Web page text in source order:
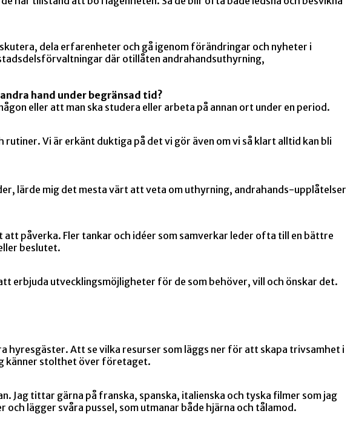
dela erfarenheter och gå igenom förändringar och nyheter i
där otillåten andrahandsuthyrning,
hand under begränsad tid?
eller att man ska studera eller arbeta på annan ort under en period.
Vi är erkänt duktiga på det vi gör även om vi så klart alltid kan bli
lärde mig det mesta värt att veta om uthyrning, andrahands-upplåtelser
påverka. Fler tankar och idéer som samverkar leder ofta till en bättre
beslutet.
erbjuda utvecklingsmöjligheter för de som behöver, vill och önskar det.
Att se vilka resurser som läggs ner för att skapa trivsamhet i
känner stolthet över företaget.
Jag tittar gärna på franska, spanska, italienska och tyska filmer som jag
lägger svåra pussel, som utmanar både hjärna och tålamod.